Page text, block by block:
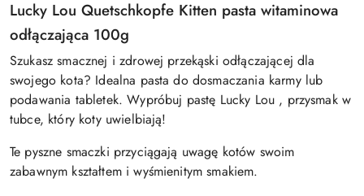
Lucky Lou Quetschkopfe Kitten pasta witaminowa
odłączająca 100g
Szukasz smacznej i zdrowej przekąski odłączającejdla
swojego kota? Idealna pasta do dosmaczania karmy lub
podawania tabletek.Wypróbuj pastę Lucky Lou , przysmak w
tubce, który koty uwielbiają!
Te pyszne smaczki przyciągają uwagę kotów swoim
zabawnym kształtem i wyśmienitym smakiem.